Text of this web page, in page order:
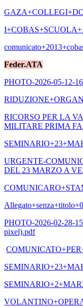
Feder.ATA
PHOTO-2026-05-12-
RICORSO PER LA
MILITARE PRIMA
URGENTE-
DEL 23 MARZO A
PHOTO-2026-02-28-
pixel).pdf